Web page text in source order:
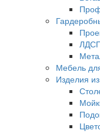
Мебель
Изделия